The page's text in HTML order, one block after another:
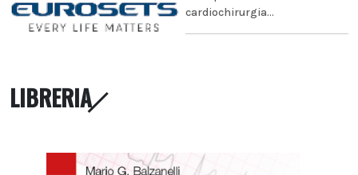
cardiochirurgia...
LIBRERIA